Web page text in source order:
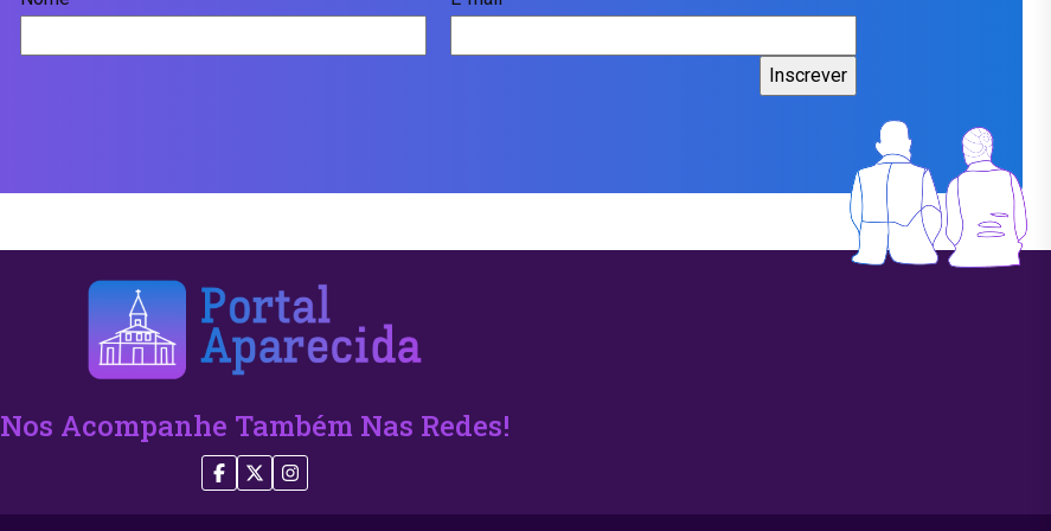
Nos Acompanhe Também Nas Redes!